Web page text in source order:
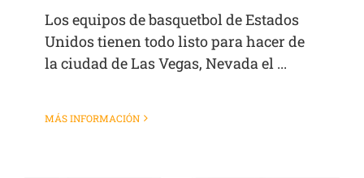
Los equipos de basquetbol de Estados
Unidos tienen todo listo para hacer de
la ciudad de Las Vegas, Nevada el ...
MÁS INFORMACIÓN